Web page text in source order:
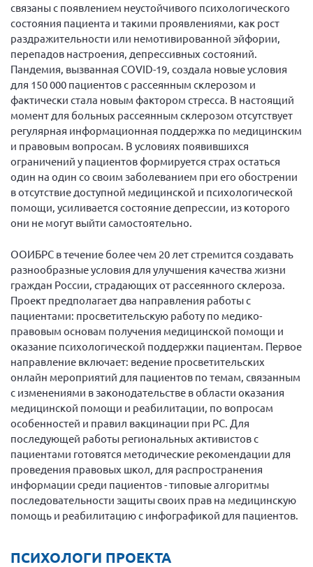
г. Севастополь
Самарская область СОРС
Самарская область ПРИЗМА
Самарская область СГОРС
Свердловская область
Смоленская область
Ставропольский край
Сахалинская область
Томская область
Тульская область
Челябинская область
Ярославская область
связаны с появлением неустойчивого психологического
состояния пациента и такими проявлениями, как рост
раздражительности или немотивированной эйфории,
перепадов настроения, депрессивных состояний.
Пандемия, вызванная COVID-19, создала новые условия
для 150 000 пациентов с рассеянным склерозом и
фактически стала новым фактором стресса. В настоящий
момент для больных рассеянным склерозом отсутствует
регулярная информационная поддержка по медицинским
и правовым вопросам. В условиях появившихся
ограничений у пациентов формируется страх остаться
один на один со своим заболеванием при его обострении
в отсутствие доступной медицинской и психологической
помощи, усиливается состояние депрессии, из которого
они не могут выйти самостоятельно.
ООИБРС в течение более чем 20 лет стремится создавать
разнообразные условия для улучшения качества жизни
граждан России, страдающих от рассеянного склероза.
Проект предполагает два направления работы с
пациентами: просветительскую работу по медико-
правовым основам получения медицинской помощи и
оказание психологической поддержки пациентам. Первое
направление включает: ведение просветительских
онлайн мероприятий для пациентов по темам, связанным
с изменениями в законодательстве в области оказания
медицинской помощи и реабилитации, по вопросам
особенностей и правил вакцинации при РС. Для
последующей работы региональных активистов с
пациентами готовятся методические рекомендации для
проведения правовых школ, для распространения
информации среди пациентов - типовые алгоритмы
последовательности защиты своих прав на медицинскую
помощь и реабилитацию с инфографикой для пациентов.
ПСИХОЛОГИ ПРОЕКТА